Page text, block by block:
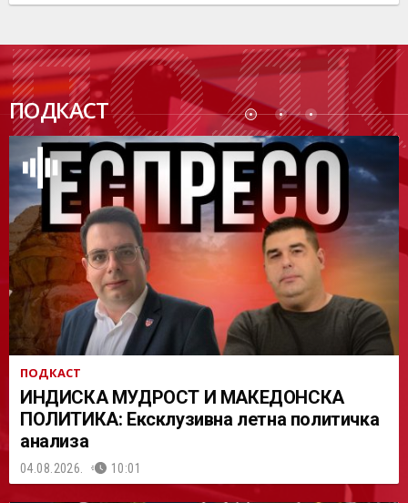
ПОДКАСТ
ПОДК
АСТ
ПОДКАСТ
ИНДИСКА МУДРОСТ И МАКЕДОНСКА
ПОЛИТИКА: Ексклузивна летна политичка
анализа
04.08.2026. 10:01